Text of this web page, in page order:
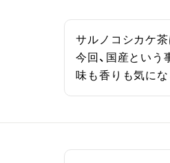
サルノコシカケ
今回、国産という
味も香りも気に